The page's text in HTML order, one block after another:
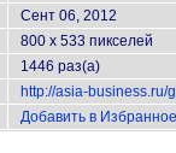
Сент 06, 2012
800 x 533 пикселей
1446 раз(а)
http://asia-
Добавить в Избранное